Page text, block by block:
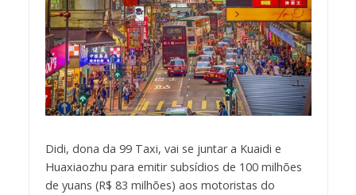
Didi, dona da 99 Taxi, vai se juntar a Kuaidi e
Huaxiaozhu para emitir subsídios de 100 milhões
de yuans (R$ 83 milhões) aos motoristas do